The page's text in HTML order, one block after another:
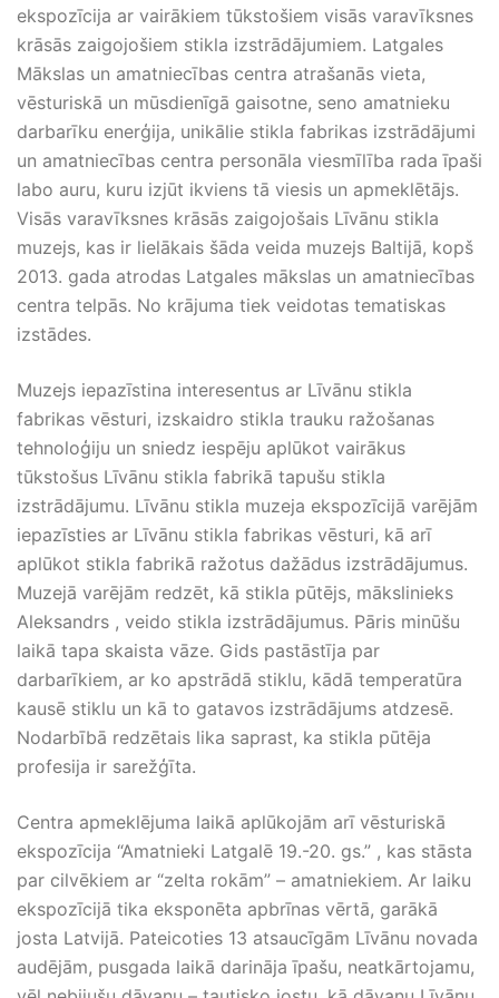
ekspozīcija ar vairākiem tūkstošiem visās varavīksnes
krāsās zaigojošiem stikla izstrādājumiem. Latgales
Mākslas un amatniecības centra atrašanās vieta,
vēsturiskā un mūsdienīgā gaisotne, seno amatnieku
darbarīku enerģija, unikālie stikla fabrikas izstrādājumi
un amatniecības centra personāla viesmīlība rada īpaši
labo auru, kuru izjūt ikviens tā viesis un apmeklētājs.
Visās varavīksnes krāsās zaigojošais Līvānu stikla
muzejs, kas ir lielākais šāda veida muzejs Baltijā, kopš
2013. gada atrodas Latgales mākslas un amatniecības
centra telpās. No krājuma tiek veidotas tematiskas
izstādes.
Muzejs iepazīstina interesentus ar Līvānu stikla
fabrikas vēsturi, izskaidro stikla trauku ražošanas
tehnoloģiju un sniedz iespēju aplūkot vairākus
tūkstošus Līvānu stikla fabrikā tapušu stikla
izstrādājumu. Līvānu stikla muzeja ekspozīcijā varējām
iepazīsties ar Līvānu stikla fabrikas vēsturi, kā arī
aplūkot stikla fabrikā ražotus dažādus izstrādājumus.
Muzejā varējām redzēt, kā stikla pūtējs, mākslinieks
Aleksandrs , veido stikla izstrādājumus. Pāris minūšu
laikā tapa skaista vāze. Gids pastāstīja par
darbarīkiem, ar ko apstrādā stiklu, kādā temperatūra
kausē stiklu un kā to gatavos izstrādājums atdzesē.
Nodarbībā redzētais lika saprast, ka stikla pūtēja
profesija ir sarežģīta.
Centra apmeklējuma laikā aplūkojām arī vēsturiskā
ekspozīcija “Amatnieki Latgalē 19.-20. gs.” , kas stāsta
par cilvēkiem ar “zelta rokām” – amatniekiem. Ar laiku
ekspozīcijā tika eksponēta apbrīnas vērtā, garākā
josta Latvijā. Pateicoties 13 atsaucīgām Līvānu novada
audējām, pusgada laikā darināja īpašu, neatkārtojamu,